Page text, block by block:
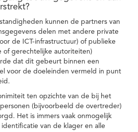
kunnen de partners van
delen met andere private
de ICT-infrastructuur) of publieke
of gerechtelijke autoriteiten)
dat dit gebeurt binnen een
voor de doeleinden vermeld in punt
ten opzichte van de bij het
(bijvoorbeeld de overtreder)
Het is immers vaak onmogelijk
van de klager en alle